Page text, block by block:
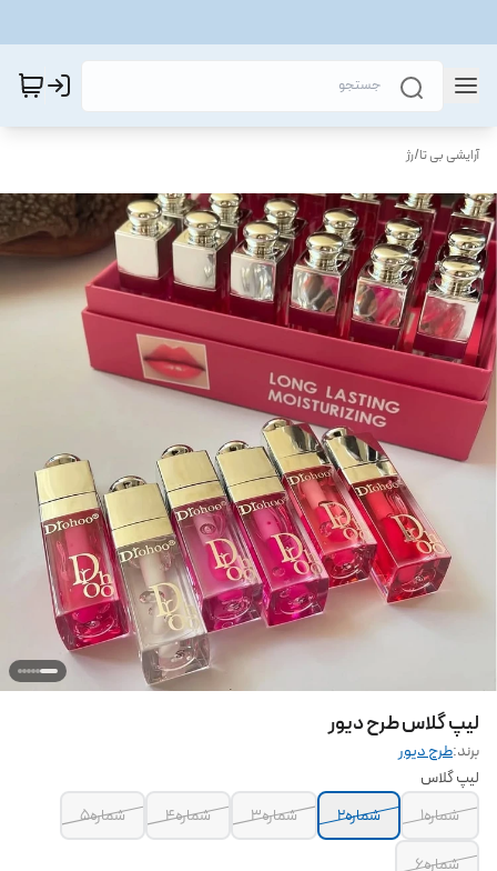
آرایشی بی تا/رژ
لیپ گلاس طرح دیور
برند:طرح دیور
لیپ گلاس
شماره۱
شماره۲ شماره۳ شماره۴
شماره۵
شماره۶